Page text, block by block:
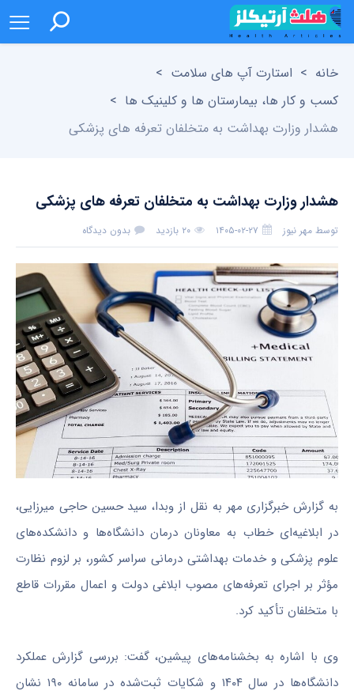
خانه > استارت آپ های سلامت >
کسب و کار ها، بیمارستان ها و کلینیک ها >
هشدار وزارت بهداشت به متخلفان تعرفه های پزشکی
هشدار وزارت بهداشت به متخلفان تعرفه های پزشکی
توسط مهر نیوز ۱۴۰۵-۰۲-۲۷ ۲۰ بازدید بدون دیدگاه
به گزارش خبرگزاری مهر به نقل از وبدا، سید حسین حاجی میرزایی،
در ابلاغیه‌ای خطاب به معاونان درمان دانشگاه‌ها و دانشکده‌های
علوم پزشکی و خدمات بهداشتی درمانی سراسر کشور، بر لزوم نظارت
مؤثر بر اجرای تعرفه‌های مصوب ابلاغی دولت و اعمال مقررات قاطع
با متخلفان تأکید کرد.
وی با اشاره به بخشنامه‌های پیشین، گفت: بررسی گزارش عملکرد
دانشگاه‌ها در سال ۱۴۰۴ و شکایات ثبت‌شده در سامانه ۱۹۰ نشان